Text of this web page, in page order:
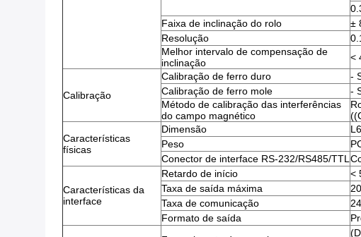
Faixa de inclinação do rolo
±
Resolução
Melhor intervalo de compensação de
inclinação
<
Calibração
Calibração de ferro duro
-
Calibração de ferro mole
-
Método de calibração das interferências
do campo magnético
Características
físicas
Dimensão
Peso
Conector de interface RS-232/RS485/TTL
Características da
interface
Retardo de início
<
Taxa de saída máxima
Taxa de comunicação
Formato de saída